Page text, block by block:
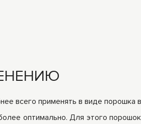
всего применять в виде порошка
оптимально. Для этого